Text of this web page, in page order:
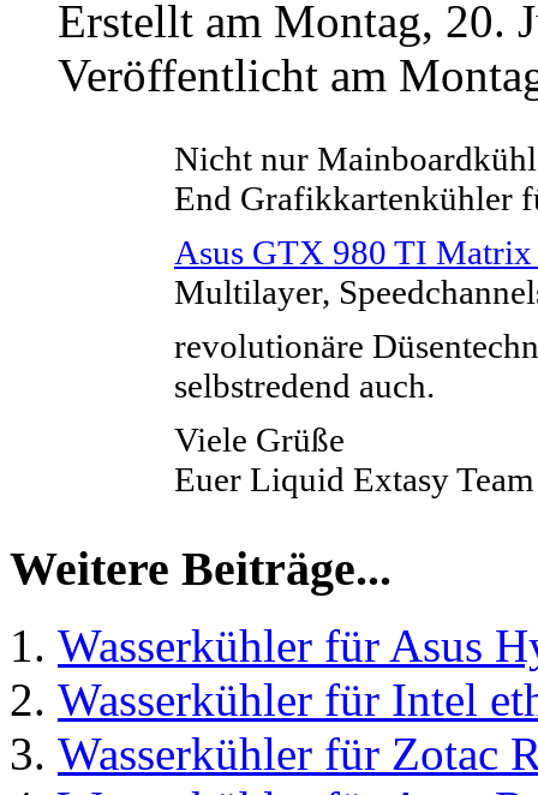
Erstellt am Montag, 20.
Veröffentlicht am
Nicht nur
End Grafikkartenkühler
Asus GTX 980 TI
Multilayer,
revolutionäre
selbstredend auch.
Viele Grüße
Euer Liquid Extasy Team
Weitere Beiträge...
Wasserkühler für Asus
Wasserkühler für Intel
Wasserkühler für Zotac